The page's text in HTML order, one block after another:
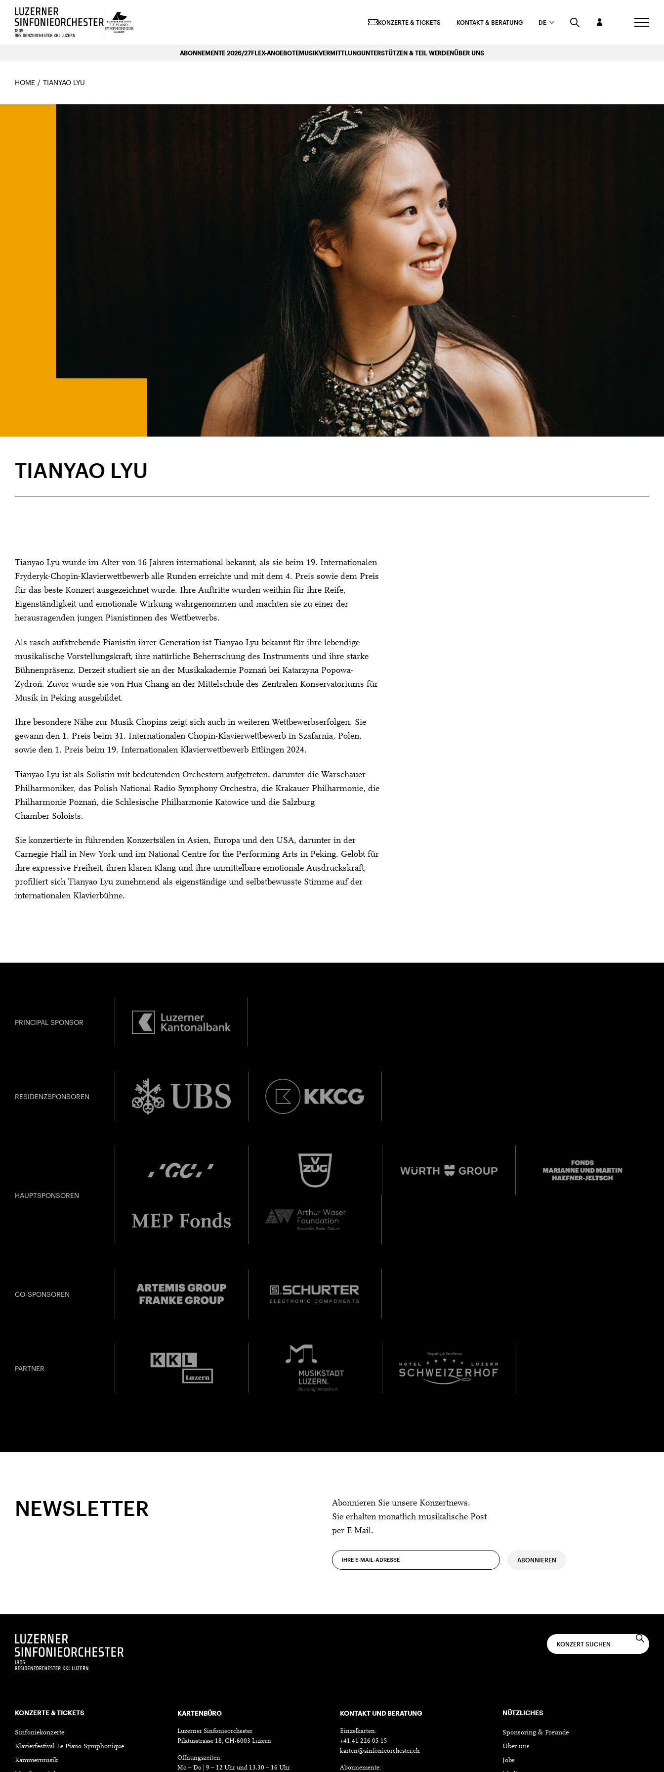
Luzerns Klavierfestival «Le Piano Symphonique»
KONZERTE & TICKETS KONTAKT & BERATUNG DE
ABONNEMENTE 2026/27FLEX-ANGEBOTEMUSIKVERMITTLUNGUNTERSTÜTZEN & TEIL WERDENÜBER UNS
HOME TIANYAO LYU
TIANYAO LYU
Tianyao Lyu wurde im Alter von 16 Jahren international bekannt, als sie beim 19. Internationalen
Fryderyk-Chopin-Klavierwettbewerb alle Runden erreichte und mit dem 4. Preis sowie dem Preis
für das beste Konzert ausgezeichnet wurde. Ihre Auftritte wurden weithin für ihre Reife,
Eigenständigkeit und emotionale Wirkung wahrgenommen und machten sie zu einer der
herausragenden jungen Pianistinnen des Wettbewerbs.
Als rasch aufstrebende Pianistin ihrer Generation ist Tianyao Lyu bekannt für ihre lebendige
musikalische Vorstellungskraft, ihre natürliche Beherrschung des Instruments und ihre starke
Bühnenpräsenz. Derzeit studiert sie an der Musikakademie Poznań bei Katarzyna Popowa-
Zydroń. Zuvor wurde sie von Hua Chang an der Mittelschule des Zentralen Konservatoriums für
Musik in Peking ausgebildet.
Ihre besondere Nähe zur Musik Chopins zeigt sich auch in weiteren Wettbewerbserfolgen: Sie
gewann den 1. Preis beim 31. Internationalen Chopin-Klavierwettbewerb in Szafarnia, Polen,
sowie den 1. Preis beim 19. Internationalen Klavierwettbewerb Ettlingen 2024.
Tianyao Lyu ist als Solistin mit bedeutenden Orchestern aufgetreten, darunter die Warschauer
Philharmoniker, das Polish National Radio Symphony Orchestra, die Krakauer Philharmonie, die
Philharmonie Poznań, die Schlesische Philharmonie Katowice und die Salzburg
Chamber Soloists.
Sie konzertierte in führenden Konzertsälen in Asien, Europa und den USA, darunter in der
Carnegie Hall in New York und im National Centre for the Performing Arts in Peking. Gelobt für
ihre expressive Freiheit, ihren klaren Klang und ihre unmittelbare emotionale Ausdruckskraft,
profiliert sich Tianyao Lyu zunehmend als eigenständige und selbstbewusste Stimme auf der
internationalen Klavierbühne.
PRINCIPAL SPONSOR
RESIDENZSPONSOREN
HAUPTSPONSOREN
CO-SPONSOREN
PARTNER
NEWSLETTER
Abonnieren Sie unsere Konzertnews.
Sie erhalten monatlich musikalische Post
per E-Mail.
ABONNIEREN
KONZERTE & TICKETS
Sinfoniekonzerte
Klavierfestival Le Piano Symphonique
Kammermusik
KARTENBÜRO
Luzerner Sinfonieorchester
Pilatusstrasse 18, CH-6003 Luzern
Öffnungszeiten:
Mo – Do | 9 – 12 Uhr und 13.30 – 16 Uhr
KONTAKT UND BERATUNG
Einzelkarten:
+41 41 226 05 15
karten@sinfonieorchester.ch
Abonnemente:
NÜTZLICHES
Sponsoring & Freunde
Über uns
Jobs